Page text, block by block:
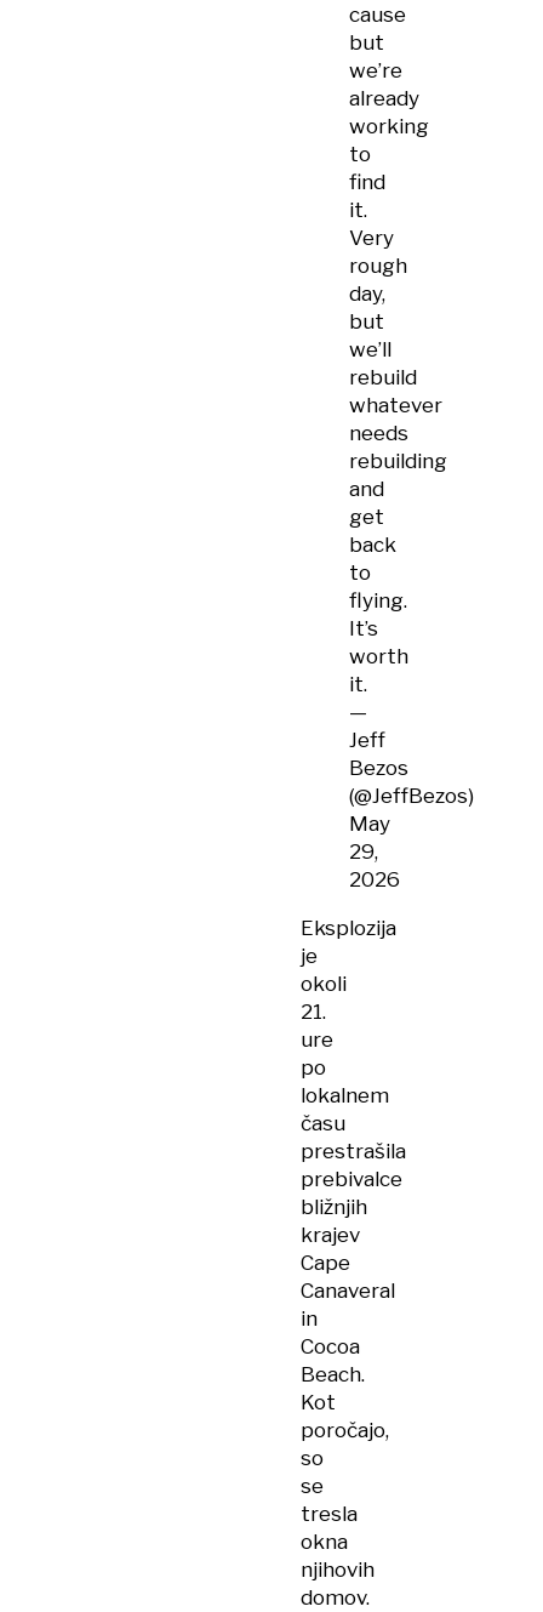
cause
but
we’re
already
working
to
find
it.
Very
rough
day,
but
we’ll
rebuild
whatever
needs
rebuilding
and
get
back
to
flying.
It’s
worth
it.
—
Jeff
Bezos
(@JeffBezos)
May
29,
2026
Eksplozija
je
okoli
21.
ure
po
lokalnem
času
prestrašila
prebivalce
bližnjih
krajev
Cape
Canaveral
in
Cocoa
Beach.
Kot
poročajo,
so
se
tresla
okna
njihovih
domov.